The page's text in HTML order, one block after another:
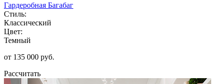
Гардеробная Багабаг
Стиль:
Классический
Цвет:
Темный
от 135 000 руб.
Рассчитать